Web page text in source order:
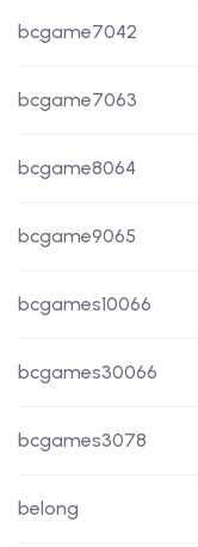
bcgame7042
bcgame7063
bcgame8064
bcgame9065
bcgames10066
bcgames30066
bcgames3078
belong